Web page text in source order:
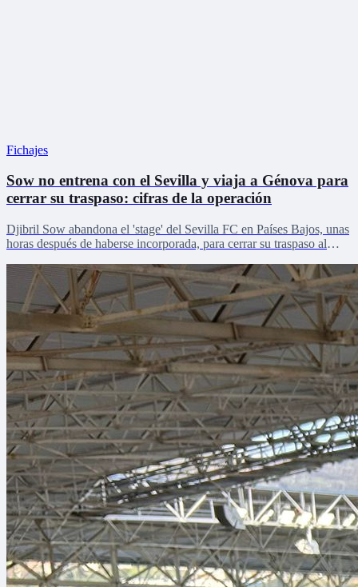
Fichajes
Sow no entrena con el Sevilla y viaja a Génova para
cerrar su traspaso: cifras de la operación
Djibril Sow abandona el 'stage' del Sevilla FC en Países Bajos, unas
horas después de haberse incorporada, para cerrar su traspaso al